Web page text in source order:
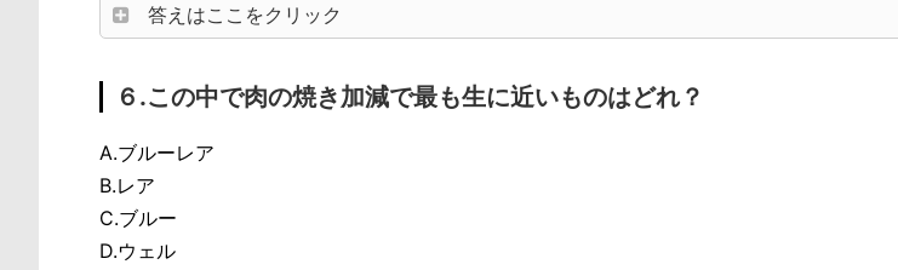
答えはここをクリック
６.この中で肉の焼き加減で最も生に近いものはどれ？
A.ブルーレア
B.レア
C.ブルー
D.ウェル